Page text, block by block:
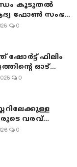
കൂടുതൽ
ഫോൺ സംഭ...
0
ഫിലിം
ഓട്...
0
വരവ്...
0